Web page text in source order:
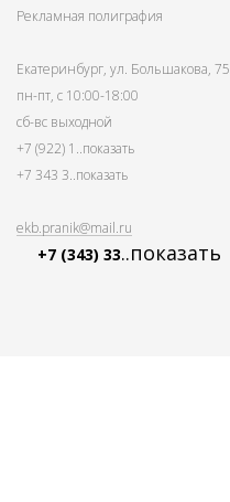
Рекламная полиграфия
Екатеринбург, ул. Большакова, 75
пн-пт, с 10:00-18:00
сб-вс выходной
+7 (922) 1 ..показать
+7 343 3..показать
ekb.pranik@mail.ru
+7 (343) 33..показать